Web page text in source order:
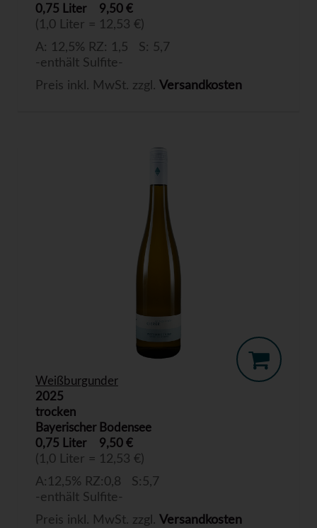
0,75 Liter
9,50 €
(1,0 Liter = 12,53 €)
A: 12,5% RZ: 1,5 S: 5,7
-enthält Sulfite-
Preis inkl. MwSt. zzgl. Versandkosten
Weißburgunder
2025
trocken
Bayerischer Bodensee
0,75 Liter
9,50 €
(1,0 Liter = 12,53 €)
A:12,5% RZ:0,8 S:5,7
-enthält Sulfite-
Preis inkl. MwSt. zzgl. Versandkosten